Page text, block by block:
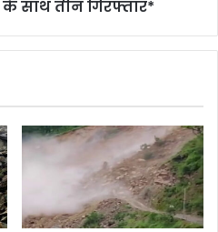
साथ तीन गिरफ्तार*